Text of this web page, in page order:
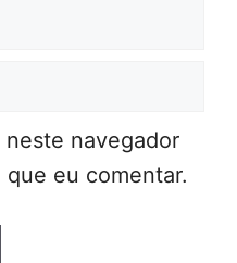
neste navegador
eu comentar.